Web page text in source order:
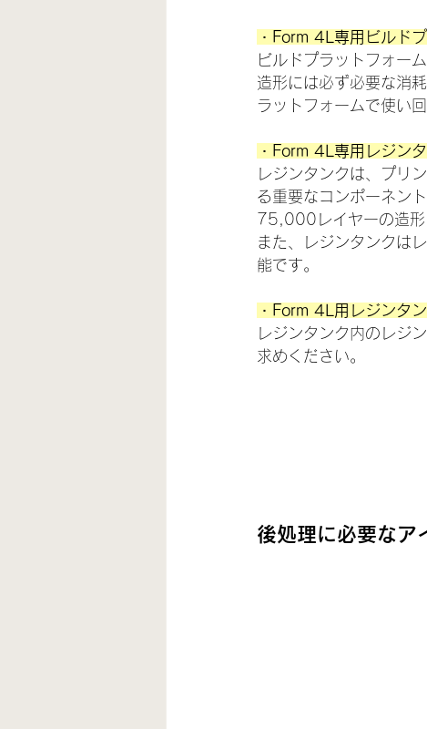
・Form 4L専用ビルド
ビルドプラットフォー
造形には必ず必要な消
ラットフォームで使い
・Form 4L専用レジンタ
レジンタンクは、プリ
る重要なコンポーネン
75,000レイヤーの造形
また、レジンタンクは
能です。
・Form 4L用レジンタ
レジンタンク内のレジ
求めください。
後処理に必要なア